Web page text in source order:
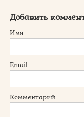
Добавить
Имя
Email
Комментарий